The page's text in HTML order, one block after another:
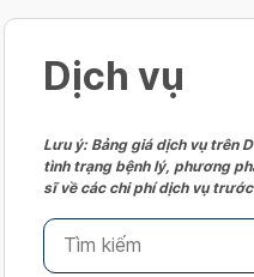
Dịch vụ
Lưu ý: Bảng giá dịch vụ trên
tình trạng bệnh lý, phương
sĩ về các chi phí dịch vụ